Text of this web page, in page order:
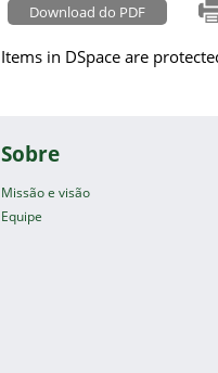
Download do PDF
Items in DSpace are
Sobre
Missão e visão
Equipe